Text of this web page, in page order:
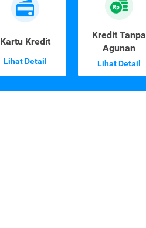
Kartu Kredit
Lihat Detail
Kredit Tanpa
Agunan
Lihat Detail